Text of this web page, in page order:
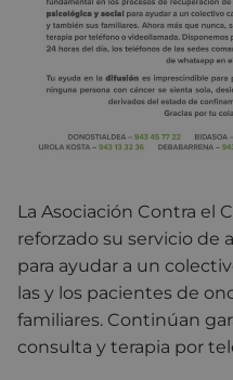
La Asociación Contra el
reforzado su servicio de
para ayudar a un
las y los pacientes de
familiares. Continúan
consulta y terapia por